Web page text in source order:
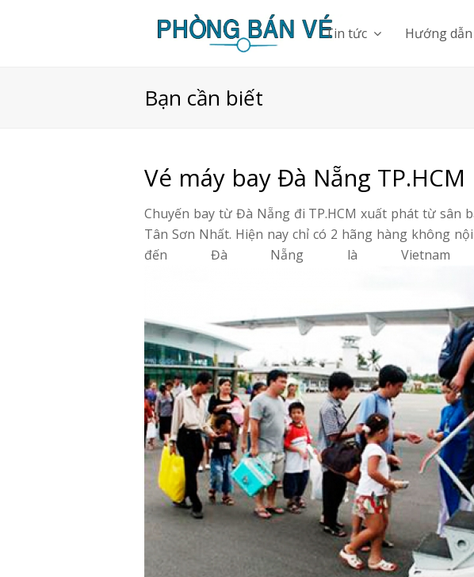
Tin tức Hướng
Bạn cần biết
Vé máy bay Đà Nẵng TP.HCM
Chuyến bay từ Đà Nẵng đi TP.HCM xuất phát từ sân
Tân Sơn Nhất. Hiện nay chỉ có 2 hãng hàng không
đến Đà Nẵng là Vietnam